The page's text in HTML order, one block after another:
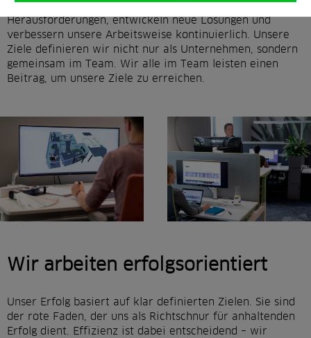
Wir verstehen uns als Einheit und meistern gemeinsam
Herausforderungen, entwickeln neue Lösungen und
verbessern unsere Arbeitsweise kontinuierlich. Unsere
Ziele definieren wir nicht nur als Unternehmen, sondern
gemeinsam im Team. Wir alle im Team leisten einen
Beitrag, um unsere Ziele zu erreichen.
Wir arbeiten erfolgsorientiert
Unser Erfolg basiert auf klar definierten Zielen. Sie sind
der rote Faden, der uns als Richtschnur für anhaltenden
Erfolg dient. Effizienz ist dabei entscheidend – wir